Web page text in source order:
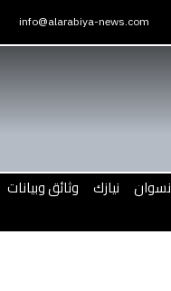
info@alarabiya-news.com
نسوان نيازك وثائق وبيانات